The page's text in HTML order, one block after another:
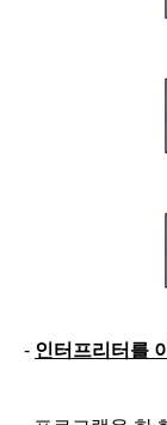
- 인터프리터를